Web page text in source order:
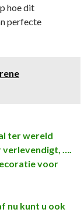
hoe dit
perfecte
ter wereld
verlevendigt, ….
voor
nu kunt u ook